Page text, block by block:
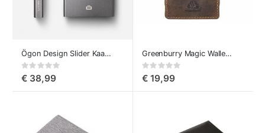
Ögon Design Slider Kaarthouder Aluminum
Rating:
€ 38,99
Greenburry Magic Wallet Vintage
Rating:
€ 19,99